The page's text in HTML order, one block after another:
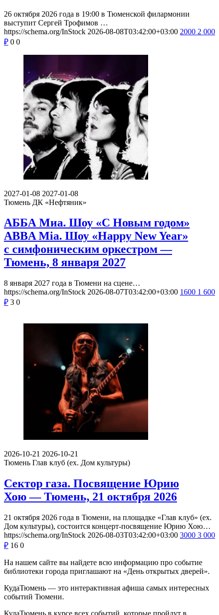
26 октября 2026 года в 19:00 в Тюменской филармонии
выступит Сергей Трофимов …
https://schema.org/InStock 2026-08-08T03:42:00+03:00 2000 2 000
₽ 0 0
2027-01-08 2027-01-08
Тюмень ДК «Нефтяник»
АББА Миа. Шоу «С Новым годом»
ABBA Mia. Шоу «Happy New Year»
с симфоническим оркестром —
Тюмень, 8 января 2027
8 января 2027 года в Тюмени на сцене…
https://schema.org/InStock 2026-08-07T03:42:00+03:00 1600 1 600
₽ 3 0
2026-10-21 2026-10-21
Тюмень Глав клуб (ex. Дом культуры)
Сектор газа. Посвящение Юрию
Хою — Тюмень, 21 октября 2026
21 октября 2026 года в Тюмени, на площадке «Глав клуб» (ex.
Дом культуры), состоится концерт-посвящение Юрию Хою…
https://schema.org/InStock 2026-08-03T03:42:00+03:00 3000 3 000
₽ 16 0
На нашем сайте вы найдете всю информацию про событие
библиотеки города приглашают на «День открытых дверей».
КудаТюмень — это интерактивная афиша самых интересных
событий Тюмени.